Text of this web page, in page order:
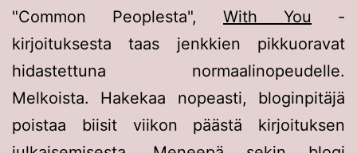
"Common Peoplesta", With You -
kirjoituksesta taas jenkkien pikkuoravat
hidastettuna normaalinopeudelle.
Melkoista. Hakekaa nopeasti, bloginpitäjä
poistaa biisit viikon päästä kirjoituksen